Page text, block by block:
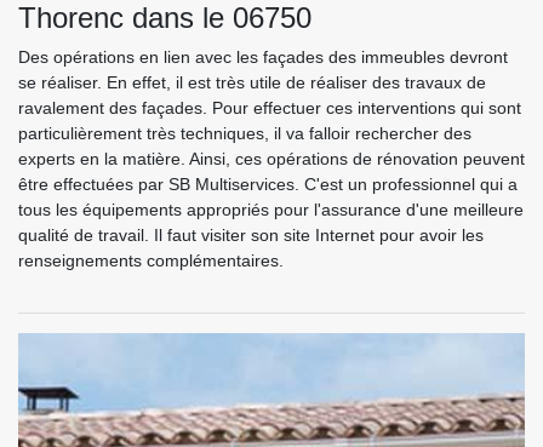
Thorenc dans le 06750
Des opérations en lien avec les façades des immeubles devront
se réaliser. En effet, il est très utile de réaliser des travaux de
ravalement des façades. Pour effectuer ces interventions qui sont
particulièrement très techniques, il va falloir rechercher des
experts en la matière. Ainsi, ces opérations de rénovation peuvent
être effectuées par SB Multiservices. C'est un professionnel qui a
tous les équipements appropriés pour l'assurance d'une meilleure
qualité de travail. Il faut visiter son site Internet pour avoir les
renseignements complémentaires.